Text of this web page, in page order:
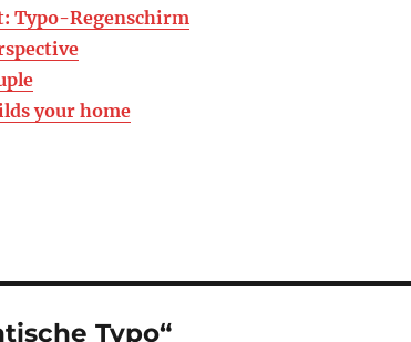
Typo-Regenschirm
your home
Typo“